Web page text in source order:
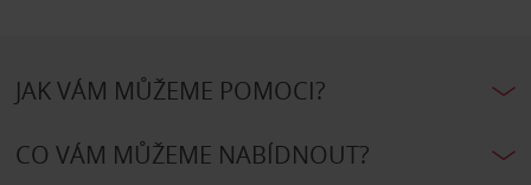
JAK VÁM MŮŽEME POMOCI?
CO VÁM MŮŽEME NABÍDNOUT?